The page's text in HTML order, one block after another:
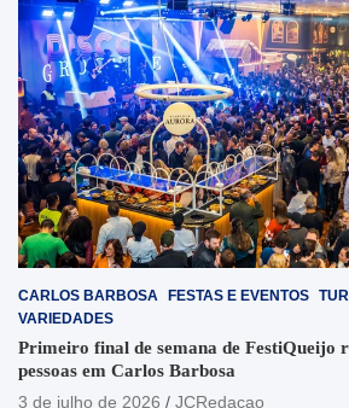
CARLOS BARBOSA FESTAS E EVENTOS
VARIEDADES
Primeiro final de semana de FestiQueijo
pessoas em Carlos Barbosa
3 de julho de 2026
JCRedacao